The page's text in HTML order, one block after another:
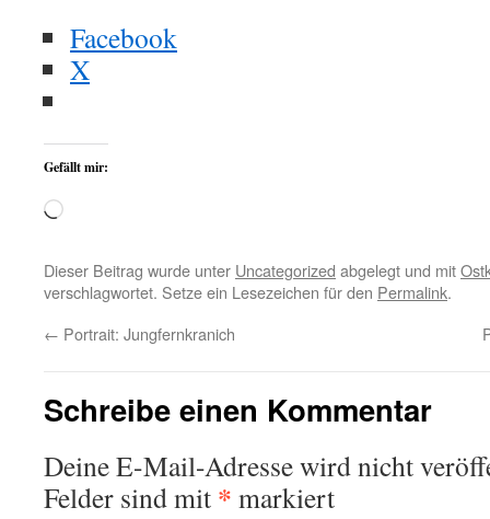
Facebook
X
Gefällt mir:
Dieser Beitrag wurde unter Uncategorized abgelegt und mit
verschlagwortet. Setze ein Lesezeichen für den Permalink.
← Portrait: Jungfernkranich
Schreibe einen Kommentar
Deine E-Mail-Adresse wird nicht
Felder sind mit * markiert